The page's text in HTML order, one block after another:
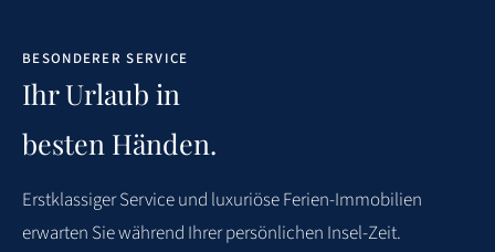
BESONDERER SERVICE
Ihr Urlaub in
besten Händen.
ErstklassigerServiceund luxuriöseFerien-Immobilien
erwarten Siewährend Ihrerpersönlichen Insel-Zeit.